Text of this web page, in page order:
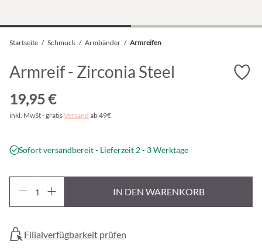
Startseite / Schmuck / Armbänder / Armreifen
Armreif - Zirconia Steel
19,95 €
inkl. MwSt - gratisVersand ab 49€
Sofort versandbereit - Lieferzeit 2 - 3 Werktage
IN DEN WARENKORB
Filialverfügbarkeit prüfen